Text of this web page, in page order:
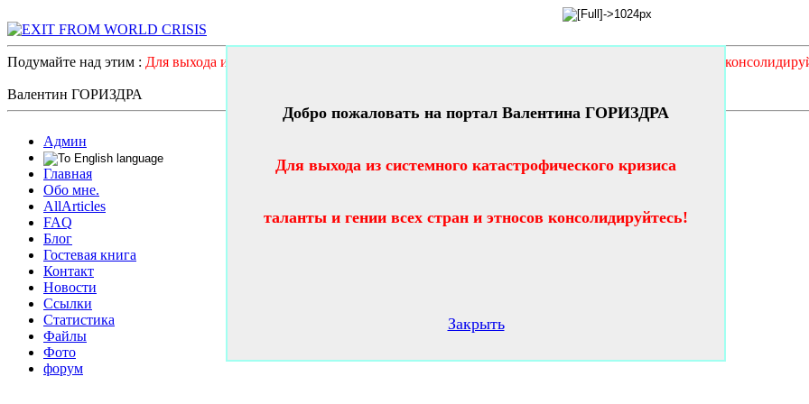
Подумайте над этим : Для выхода из системного катастрофического кризиса таланты и гении всех стран и этносов
Валентин ГОРИЗДРА
Админ
Главная
Обо мне.
AllArticles
FAQ
Блог
Гостевая книга
Контакт
Новости
Ссылки
Статистика
Файлы
Фото
форум
Добро пожаловать на портал Валентина ГОРИЗДРА
Для выхода из системного катастрофического кризиса
таланты и гении всех стран и этносов консолидируйтесь!
Закрыть